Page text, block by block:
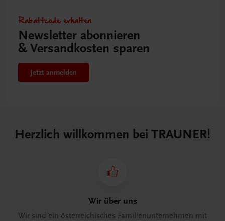
Rabattcode erhalten
Newsletter abonnieren
& Versandkosten sparen
Jetzt anmelden
Herzlich willkommen bei TRAUNER!
Wir über uns
Wir sind ein österreichisches Familienunternehmen mit